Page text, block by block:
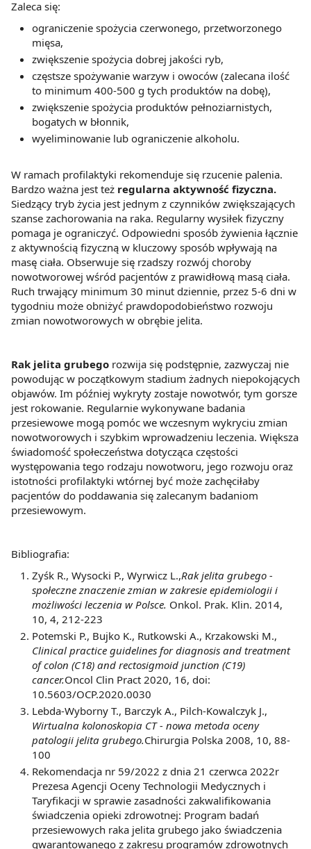
Zaleca się:
ograniczenie spożycia czerwonego, przetworzonego
mięsa,
zwiększenie spożycia dobrej jakości ryb,
częstsze spożywanie warzyw i owoców (zalecana ilość
to minimum 400-500 g tych produktów na dobę),
zwiększenie spożycia produktów pełnoziarnistych,
bogatych w błonnik,
wyeliminowanie lub ograniczenie alkoholu.
W ramach profilaktyki rekomenduje się rzucenie palenia.
Bardzo ważna jest też regularna aktywność fizyczna.
Siedzący tryb życia jest jednym z czynników zwiększających
szanse zachorowania na raka. Regularny wysiłek fizyczny
pomaga je ograniczyć. Odpowiedni sposób żywienia łącznie
z aktywnością fizyczną w kluczowy sposób wpływają na
masę ciała. Obserwuje się rzadszy rozwój choroby
nowotworowej wśród pacjentów z prawidłową masą ciała.
Ruch trwający minimum 30 minut dziennie, przez 5-6 dni w
tygodniu może obniżyć prawdopodobieństwo rozwoju
zmian nowotworowych w obrębie jelita.
Rak jelita grubego rozwija się podstępnie, zazwyczaj nie
powodując w początkowym stadium żadnych niepokojących
objawów. Im później wykryty zostaje nowotwór, tym gorsze
jest rokowanie. Regularnie wykonywane badania
przesiewowe mogą pomóc we wczesnym wykryciu zmian
nowotworowych i szybkim wprowadzeniu leczenia. Większa
świadomość społeczeństwa dotycząca częstości
występowania tego rodzaju nowotworu, jego rozwoju oraz
istotności profilaktyki wtórnej być może zachęciłaby
pacjentów do poddawania się zalecanym badaniom
przesiewowym.
Bibliografia:
Zyśk R., Wysocki P., Wyrwicz L.,Rak jelita grubego -
społeczne znaczenie zmian w zakresie epidemiologii i
możliwości leczenia w Polsce. Onkol. Prak. Klin. 2014,
10, 4, 212-223
Potemski P., Bujko K., Rutkowski A., Krzakowski M.,
Clinical practice guidelines for diagnosis and treatment
of colon (C18) and rectosigmoid junction (C19)
cancer.Oncol Clin Pract 2020, 16, doi:
10.5603/OCP.2020.0030
Lebda-Wyborny T., Barczyk A., Pilch-Kowalczyk J.,
Wirtualna kolonoskopia CT - nowa metoda oceny
patologii jelita grubego.Chirurgia Polska 2008, 10, 88-
100
Rekomendacja nr 59/2022 z dnia 21 czerwca 2022r
Prezesa Agencji Oceny Technologii Medycznych i
Taryfikacji w sprawie zasadności zakwalifikowania
świadczenia opieki zdrowotnej: Program badań
przesiewowych raka jelita grubego jako świadczenia
gwarantowanego z zakresu programów zdrowotnych